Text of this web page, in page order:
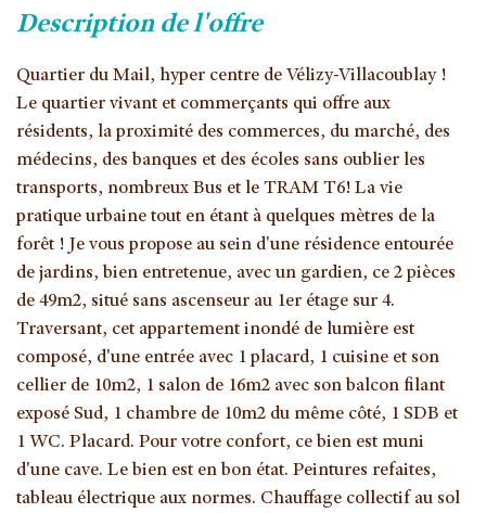
description de l'offre
Quartier du Mail, hyper centre de Vélizy-Villacoublay !
Le quartier vivant et commerçants qui offre aux
résidents, la proximité des commerces, du marché, des
médecins, des banques et des écoles sans oublier les
transports, nombreux Bus et le TRAM T6! La vie
pratique urbaine tout en étant à quelques mètres de la
forêt ! Je vous propose au sein d'une résidence entourée
de jardins, bien entretenue, avec un gardien, ce 2 pièces
de 49m2, situé sans ascenseur au 1er étage sur 4.
Traversant, cet appartement inondé de lumière est
composé, d'une entrée avec 1 placard, 1 cuisine et son
cellier de 10m2, 1 salon de 16m2 avec son balcon filant
exposé Sud, 1 chambre de 10m2 du même côté, 1 SDB et
1 WC. Placard. Pour votre confort, ce bien est muni
d'une cave. Le bien est en bon état. Peintures refaites,
tableau électrique aux normes. Chauffage collectif au sol